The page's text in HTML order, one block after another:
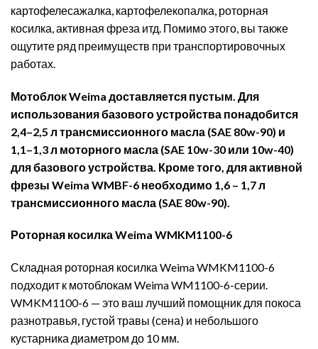
картофелесажалка, картофелекопалка, роторная
косилка, активная фреза итд. Помимо этого, вы также
ощутите ряд преимуществ при транспортировочных
работах.
Мотоблок Weima доставляется пустым. Для
использования базового устройства понадобится
2,4–2,5 л трансмиссионного масла (SAE 80w-90) и
1,1–1,3 л моторного масла (SAE 10w-30 или 10w-40)
для базового устройства. Кроме того, для активной
фрезы Weima WMBF-6 необходимо 1,6 – 1,7 л
трансмиссионного масла (SAE 80w-90).
Роторная косилка Weima WMKM1100-6
Складная роторная косилка Weima WMKM1100-6
подходит к мотоблокам Weima WM1100-6-серии.
WMKM1100-6 — это ваш лучший помощник для покоса
разнотравья, густой травы (сена) и небольшого
кустарника диаметром до 10 мм.